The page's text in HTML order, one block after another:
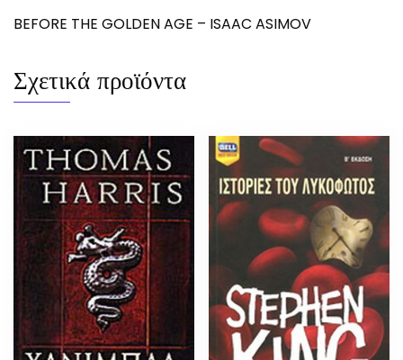
BEFORE THE GOLDEN AGE – ISAAC ASIMOV
Σχετικά προϊόντα